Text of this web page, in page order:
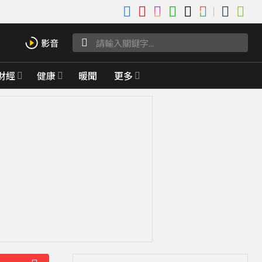
經 健康 暖聞 更多